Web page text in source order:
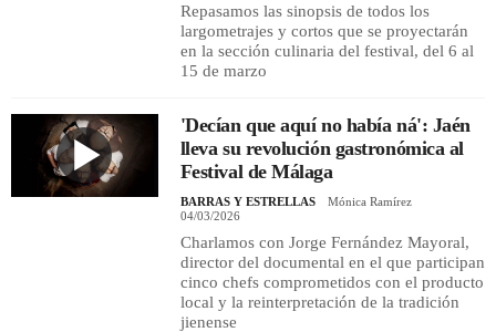
Repasamos las sinopsis de todos los
largometrajes y cortos que se proyectarán
en la sección culinaria del festival, del 6 al
15 de marzo
'Decían que aquí no había ná': Jaén
lleva su revolución gastronómica al
Festival de Málaga
BARRAS Y ESTRELLAS
Mónica Ramírez
04/03/2026
Charlamos con Jorge Fernández Mayoral,
director del documental en el que participan
cinco chefs comprometidos con el producto
local y la reinterpretación de la tradición
jienense